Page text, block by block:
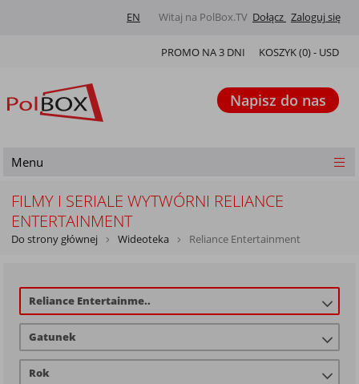
Witaj na PolBox.TV Dołącz Zaloguj się
EN
KOSZYK (0) - USD
PROMO NA 3 DNI
Napisz do nas
Menu
FILMY I SERIALE WYTWÓRNI RELIANCE
ENTERTAINMENT
Do strony głównej Wideoteka Reliance Entertainment
Reliance Entertainme..
Gatunek
Rok